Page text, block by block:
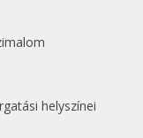
helyszínei